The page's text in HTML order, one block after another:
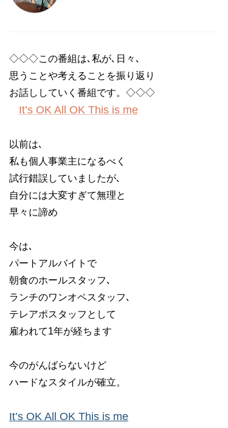
◇◇◇この番組は､私が､日々､
思うことや考えることを振り返り
お話ししていく番組です。 ◇◇◇
It’s OK All OK This is me
以前は､
私も個人事業主になるべく
試行錯誤していましたが､
自分には大変すぎて無理と
早々に諦め
今は､
パートアルバイトで
朝食のホールスタッフ､
ランチのワンオペスタッフ､
テレアポスタッフとして
雇われて1年が経ちます
今のがんばらないけど
ハードなスタイルが確立。
It’s OK All OK This is me